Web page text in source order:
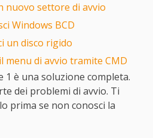
nuovo settore di avvio
Windows BCD
un disco rigido
menu di avvio tramite CMD
1 è una soluzione completa.
dei problemi di avvio. Ti
prima se non conosci la